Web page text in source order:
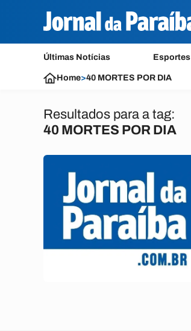
Últimas Notícias Esportes
Home>40 MORTES POR DIA
Resultados para a tag:
40 MORTES POR DIA